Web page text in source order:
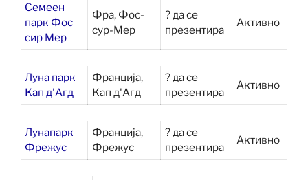
Семеен
парк Фос
сир Мер
Фра, Фос-
сур-Мер
? да се
презентира
Активно
Луна парк
Кап д'Агд
Франција,
Кап д'Агд
? да се
презентира
Активно
Лунапарк
Фрежус
Франција,
Фрежус
? да се
презентира
Активно